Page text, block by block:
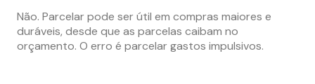
Não. Parcelar pode ser útil em compras maiores e
duráveis, desde que as parcelas caibam no
orçamento. O erro é parcelar gastos impulsivos.